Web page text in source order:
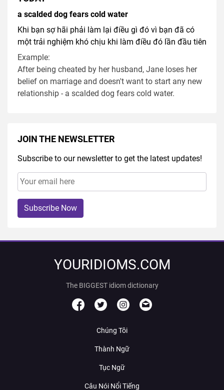
a scalded dog fears cold water
Khi bạn sợ hãi phải làm lại điều gì đó vì bạn đã có
một trải nghiệm khó chịu khi làm điều đó lần đầu tiên
Example:
After being cheated by her husband, Jane loses her
belief on marriage and doesn't want to start any new
relationship - a scalded dog fears cold water.
JOIN THE NEWSLETTER
Subscribe to our newsletter to get the latest updates!
Subscribe Now
YOURIDIOMS.COM
The BIGGEST idiom dictionary
Chúng Tôi
Thành Ngữ
Tục Ngữ
Câu Nói Nổi Tiếng